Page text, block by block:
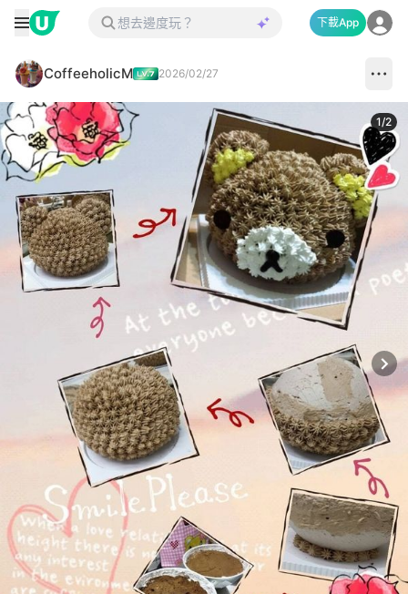
下載App
CoffeeholicM 2026/02/27
1/2